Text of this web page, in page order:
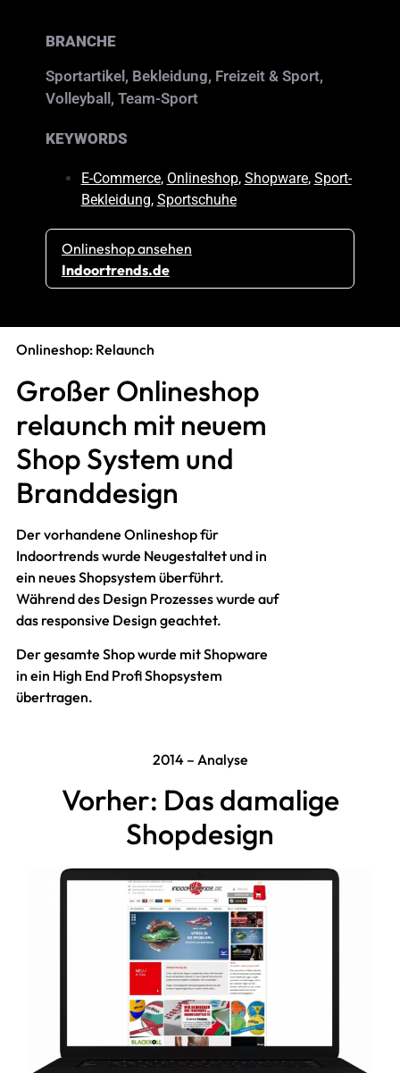
BRANCHE
Sportartikel, Bekleidung, Freizeit & Sport,
Volleyball, Team-Sport
KEYWORDS
E-Commerce, Onlineshop, Shopware, Sport-
Bekleidung, Sportschuhe
Onlineshop ansehen
Indoortrends.de
Onlineshop: Relaunch
Großer Onlineshop
relaunch mit neuem
Shop System und
Branddesign
Der vorhandene Onlineshop für
Indoortrends wurde Neugestaltet und in
ein neues Shopsystem überführt.
Während des Design Prozesses wurde auf
das responsive Design geachtet.
Der gesamte Shop wurde mit Shopware
in ein High End Profi Shopsystem
übertragen.
2014 – Analyse
Vorher: Das damalige
Shopdesign